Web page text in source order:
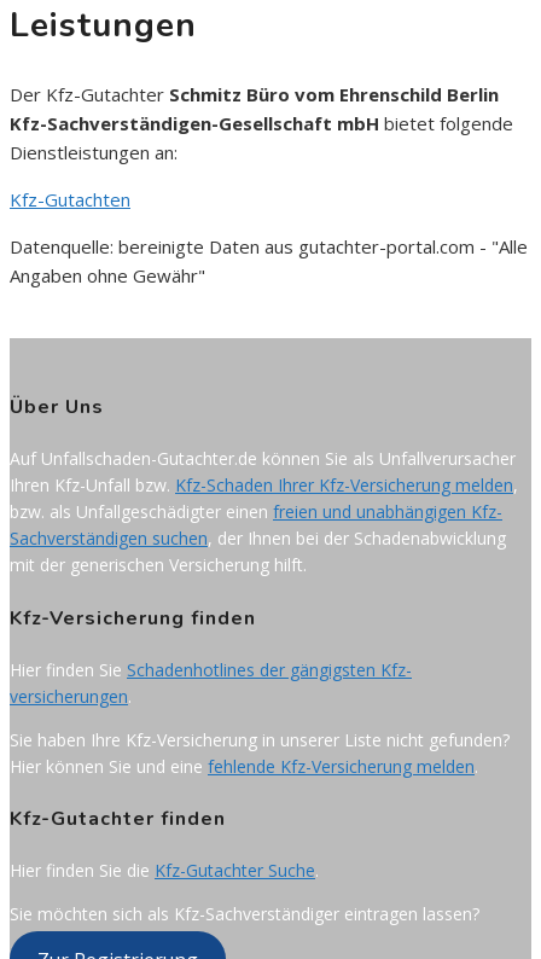
Leistungen
Der Kfz-Gutachter Schmitz Büro vom Ehrenschild Berlin
Kfz-Sachverständigen-Gesellschaft mbH bietet folgende
Dienstleistungen an:
Kfz-Gutachten
Datenquelle: bereinigte Daten aus gutachter-portal.com - "Alle
Angaben ohne Gewähr"
Über Uns
Auf Unfallschaden-Gutachter.de können Sie als Unfallverursacher
Ihren Kfz-Unfall bzw. Kfz-Schaden Ihrer Kfz-Versicherung melden,
bzw. als Unfallgeschädigter einen freien und unabhängigen Kfz-
Sachverständigen suchen, der Ihnen bei der Schadenabwicklung
mit der generischen Versicherung hilft.
Kfz-Versicherung finden
Hier finden Sie Schadenhotlines der gängigsten Kfz-
versicherungen.
Sie haben Ihre Kfz-Versicherung in unserer Liste nicht gefunden?
Hier können Sie und eine fehlende Kfz-Versicherung melden.
Kfz-Gutachter finden
Hier finden Sie die Kfz-Gutachter Suche.
Sie möchten sich als Kfz-Sachverständiger eintragen lassen?